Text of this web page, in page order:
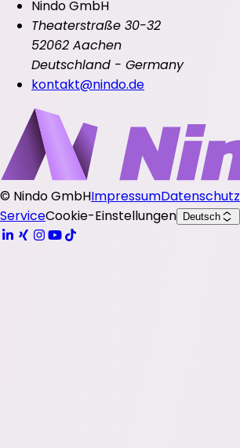
Nindo GmbH
Theaterstraße 30-32
52062 Aachen
Deutschland - Germany
kontakt@nindo.de
© Nindo GmbHImpressumDatenschutz
ServiceCookie-Einstellungen Deutsch